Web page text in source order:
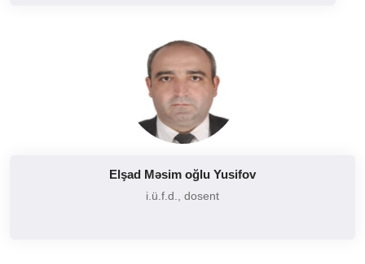
Elşad Məsim oğlu Yusifov
i.ü.f.d., dosent